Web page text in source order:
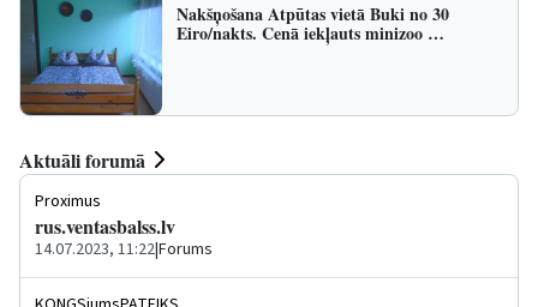
Nakšņošana Atpūtas vietā Buki no 30
Eiro/nakts. Cenā iekļauts minizoo …
Aktuāli forumā
Proximus
rus.ventasbalss.lv
14.07.2023, 11:22|Forums